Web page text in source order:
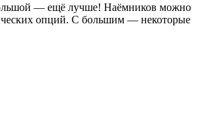
— ещё лучше! Наёмников можно
опций. С большим — некоторые